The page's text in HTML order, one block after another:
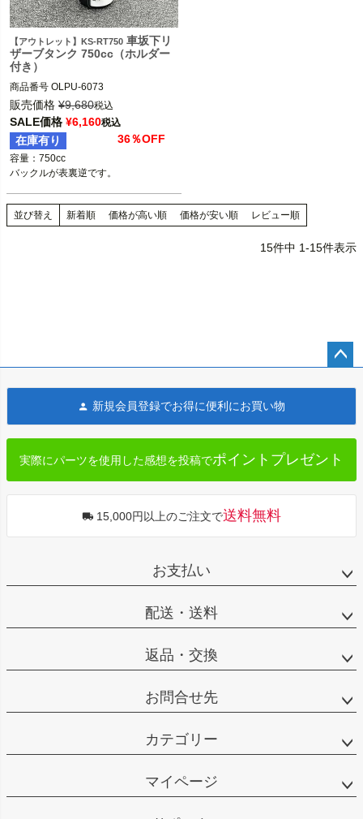
【アウトレット】KS-RT750 車坂下リ
ザーブタンク 750cc（ホルダー
付き）
商品番号 OLPU-6073
KS-RT750
車坂下MOTO-CYCLE
販売価格 ¥9,680税込
SALE価格 ¥6,160税込
在庫有り 36％OFF
容量：750cc
バックルが表裏逆です。
並び替え 新着順 価格が高い順 価格が安い順 レビュー順
15件中 1-15件表示
へ
新規会員登録でお得に便利にお買い物
実際にパーツを使用した感想を投稿でポイントプレゼント
15,000円以上のご注文で送料無料
お支払い
配送・送料
返品・交換
お問合せ先
カテゴリー
マイページ